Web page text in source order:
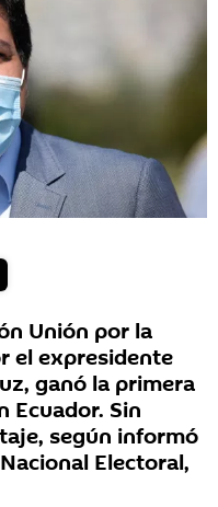
Unión por la
el expresidente
ganó la primera
Ecuador. Sin
según informó
Electoral,